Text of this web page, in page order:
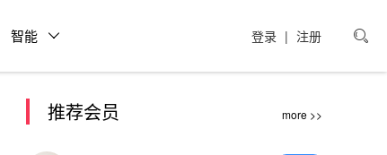

登录 | 注册
智能
推荐会员 more >>